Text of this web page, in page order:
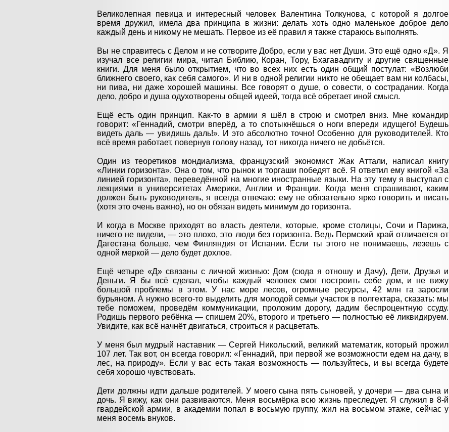
Великолепная певица и интересный человек Валентина Толкунова, с которой я долгое
время дружил, имела два принципа в жизни: делать хоть одно маленькое доброе дело
каждый день и никому не мешать. Первое из её правил я также стараюсь выполнять.
Вы не справитесь с Делом и не сотворите Добро, если у вас нет Души. Это ещё одно «Д». Я
изучал все религии мира, читал Библию, Коран, Тору, Бхагавадгиту и другие священные
книги. Для меня было открытием, что во всех них есть один общий постулат: «Возлюби
ближнего своего, как себя самого». И ни в одной религии никто не обещает вам ни колбасы,
ни пива, ни даже хорошей машины. Все говорят о душе, о совести, о сострадании. Когда
дело, добро и душа одухотворены общей идеей, тогда всё обретает иной смысл.
Ещё есть один принцип. Как-то в армии я шёл в строю и смотрел вниз. Мне командир
говорит: «Геннадий, смотри вперёд, а то спотыкнёшься о ноги впереди идущего! Будешь
видеть даль — увидишь даль!». И это абсолютно точно! Особенно для руководителей. Кто
всё время работает, повернув голову назад, тот никогда ничего не добьётся.
Один из теоретиков мондиализма, французский экономист Жак Аттали, написал книгу
«Линии горизонта». Она о том, что рынок и торгаши победят всё. Я ответил ему книгой «За
линией горизонта», переведённой на многие иностранные языки. На эту тему я выступал с
лекциями в университетах Америки, Англии и Франции. Когда меня спрашивают, каким
должен быть руководитель, я всегда отвечаю: ему не обязательно ярко говорить и писать
(хотя это очень важно), но он обязан видеть минимум до горизонта.
И когда в Москве приходят во власть деятели, которые, кроме столицы, Сочи и Парижа,
ничего не видели, — это плохо, это люди без горизонта. Ведь Пермский край отличается от
Дагестана больше, чем Финляндия от Испании. Если ты этого не понимаешь, лезешь с
одной меркой — дело будет дохлое.
Ещё четыре «Д» связаны с личной жизнью: Дом (сюда я отношу и Дачу), Дети, Друзья и
Деньги. Я бы всё сделал, чтобы каждый человек смог построить себе дом, и не вижу
большой проблемы в этом. У нас море лесов, огромные ресурсы, 42 млн га заросли
бурьяном. А нужно всего-то выделить для молодой семьи участок в полгектара, сказать: мы
тебе поможем, проведём коммуникации, проложим дорогу, дадим беспроцентную ссуду.
Родишь первого ребёнка — спишем 20%, второго и третьего — полностью её ликвидируем.
Увидите, как всё начнёт двигаться, строиться и расцветать.
У меня был мудрый наставник — Сергей Никольский, великий математик, который прожил
107 лет. Так вот, он всегда говорил: «Геннадий, при первой же возможности едем на дачу, в
лес, на природу». Если у вас есть такая возможность — пользуйтесь, и вы всегда будете
себя хорошо чувствовать.
Дети должны идти дальше родителей. У моего сына пять сыновей, у дочери — два сына и
дочь. Я вижу, как они развиваются. Меня восьмёрка всю жизнь преследует. Я служил в 8‑й
гвардейской армии, в академии попал в восьмую группу, жил на восьмом этаже, сейчас у
меня восемь внуков.